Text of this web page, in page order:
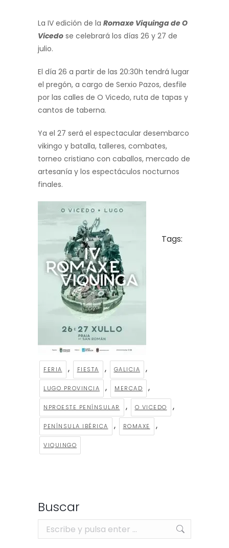
La IV edición de la Romaxe Viquinga de O
Vicedo se celebrará los días 26 y 27 de
julio.
El día 26 a partir de las 20:30h tendrá lugar
el pregón, a cargo de Serxio Pazos, desfile
por las calles de O Vicedo, ruta de tapas y
cantos de taberna.
Ya el 27 será el espectacular desembarco
vikingo y batalla, talleres, combates,
torneo cristiano con caballos, mercado de
artesanía y los espectáculos nocturnos
finales.
Tags:
FERIA , FIESTA , GALICIA ,
LUGO PROVINCIA , MERCAD ,
NPROESTE PENÍNSULAR , O VICEDO ,
PENÍNSULA IBÉRICA , ROMAXE ,
VIQUINGO
Buscar
Buscar: